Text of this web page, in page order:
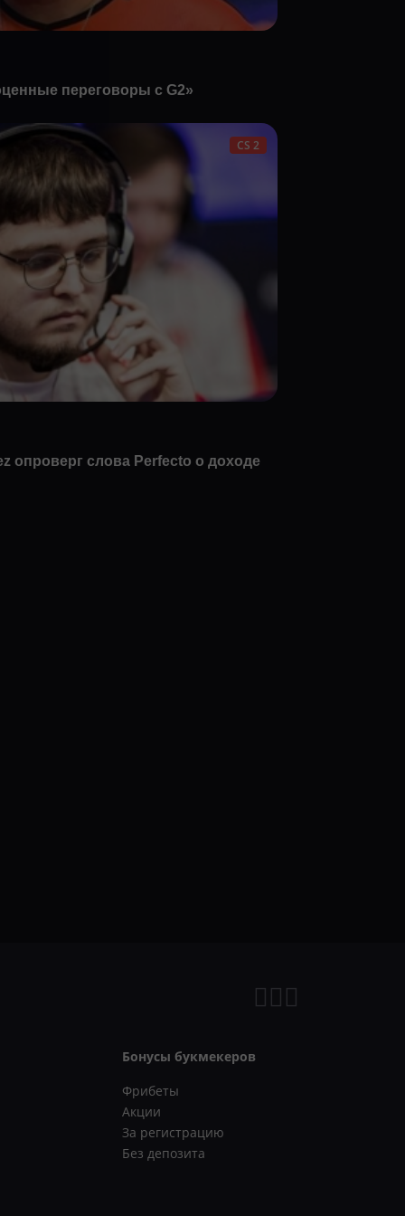
переговоры с G2»
CS 2
опроверг слова Perfecto о доходе
Бонусы букмекеров
Фрибеты
Акции
За регистрацию
Без депозита